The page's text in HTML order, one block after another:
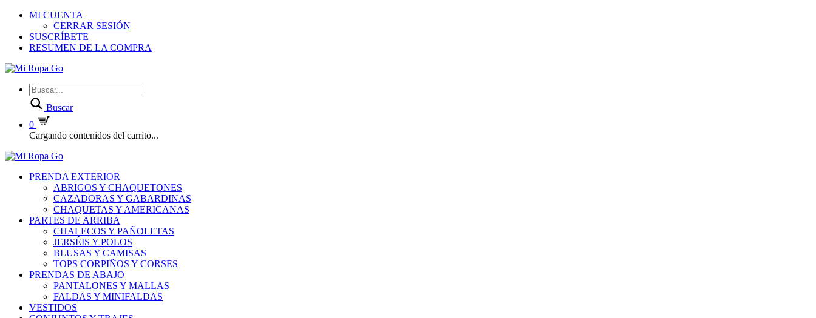
MI CUENTA
CERRAR SESIÓN
SUSCRÍBETE
RESUMEN DE LA COMPRA
Buscar
0
Cargando contenidos del carrito...
PRENDA EXTERIOR
ABRIGOS Y CHAQUETONES
CAZADORAS Y GABARDINAS
CHAQUETAS Y AMERICANAS
PARTES DE ARRIBA
CHALECOS Y PAÑOLETAS
JERSÉIS Y POLOS
BLUSAS Y CAMISAS
TOPS CORPIÑOS Y CORSES
PRENDAS DE ABAJO
PANTALONES Y MALLAS
FALDAS Y MINIFALDAS
VESTIDOS